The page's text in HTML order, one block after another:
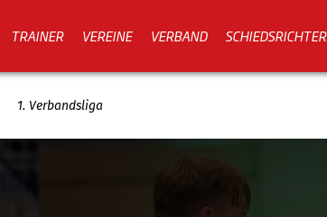
TRAINER VEREINE VERBAND SCHIEDSRICHTER
1. Verbandsliga